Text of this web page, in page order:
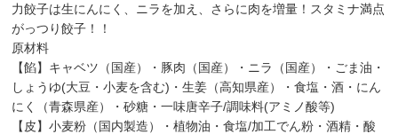
力餃子は生にんにく、ニラを加え、さらに肉を増量！スタミナ満点
がっつり餃子！！
原材料
【餡】キャベツ（国産）・豚肉（国産）・ニラ（国産）・ごま油・
しょうゆ(大豆・小麦を含む)・生姜（高知県産）・食塩・酒・にん
にく（青森県産）・砂糖・一味唐辛子/調味料(アミノ酸等)
【皮】小麦粉（国内製造）・植物油・食塩/加工でん粉・酒精・酸